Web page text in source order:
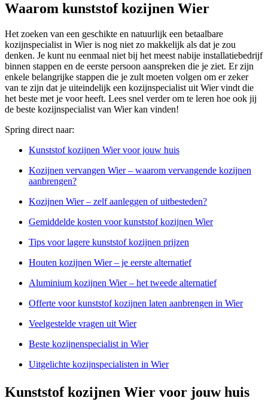
Waarom kunststof kozijnen Wier
Het zoeken van een geschikte en natuurlijk een betaalbare
kozijnspecialist in Wier is nog niet zo makkelijk als dat je zou
denken. Je kunt nu eenmaal niet bij het meest nabije installatiebedrijf
binnen stappen en de eerste persoon aanspreken die je ziet. Er zijn
enkele belangrijke stappen die je zult moeten volgen om er zeker
van te zijn dat je uiteindelijk een kozijnspecialist uit Wier vindt die
het beste met je voor heeft. Lees snel verder om te leren hoe ook jij
de beste kozijnspecialist van Wier kan vinden!
Spring direct naar:
Kunststof kozijnen Wier voor jouw huis
Kozijnen vervangen Wier – waarom vervangende kozijnen
aanbrengen?
Kozijnen Wier – zelf aanleggen of uitbesteden?
Gemiddelde kosten voor kunststof kozijnen Wier
Tips voor lagere kunststof kozijnen prijzen
Houten kozijnen Wier – je eerste alternatief
Aluminium kozijnen Wier – het tweede alternatief
Offerte voor kunststof kozijnen laten aanbrengen in Wier
Veelgestelde vragen uit Wier
Beste kozijnenspecialist in Wier
Uitgelichte kozijnspecialisten in Wier
Kunststof kozijnen Wier voor jouw huis